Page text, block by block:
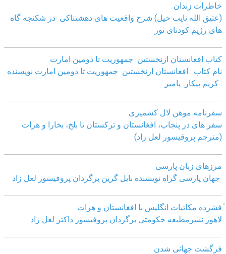
خاطرات زندان
(عتیق الله نایب خیل) شرح واقعیت های دهشتناکی در شکنجه گاه
های رژیم کودتای ثور
کتاب افغانستان ازنخستین جمهوریت تا دومین امارت
نام کتاب : افغانستان ازنخستین جمهوریت تا دومین امارت نویسنده
: کریم پیکار پامیر
سفرنامه موهن لال کشمیری
سفر های در پنجاب، افغانستان و ترکستان تا بلخ، بخارا و هرات
(مترجم پروقیسور لعل زاد)
مرزهای زبان پارسی
جهان پارسی گراه نویسنده نایل گرین برگردان پروفیسور لعل زاد
ٰفشرده مکاتبات انگلیس با افغانستان و هرات
لاهور نشرمطبعه حکومتی برگردان پروفیسور داکتر لعل زاد
فرگشت جهانی شدن